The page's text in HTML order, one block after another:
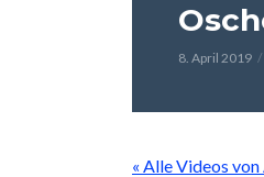
8. April 2019
« Alle Videos